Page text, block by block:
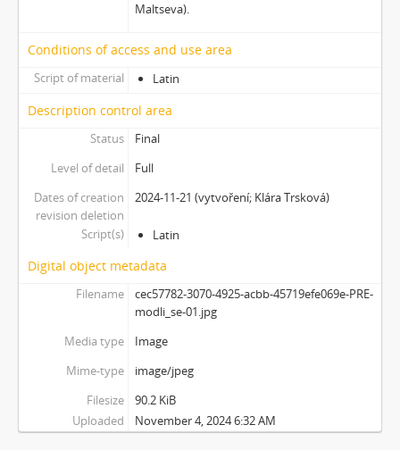
Maltseva).
Conditions of access and use area
Script of material Latin
Description control area
Status
Final
Level of detail
Full
Dates of creation
revision deletion
2024-11-21 (vytvoření; Klára Trsková)
Script(s) Latin
Digital object metadata
Filename
cec57782-3070-4925-acbb-45719efe069e-PRE-
modli_se-01.jpg
Media type
Image
Mime-type
image/jpeg
Filesize
90.2 KiB
Uploaded
November 4, 2024 6:32 AM